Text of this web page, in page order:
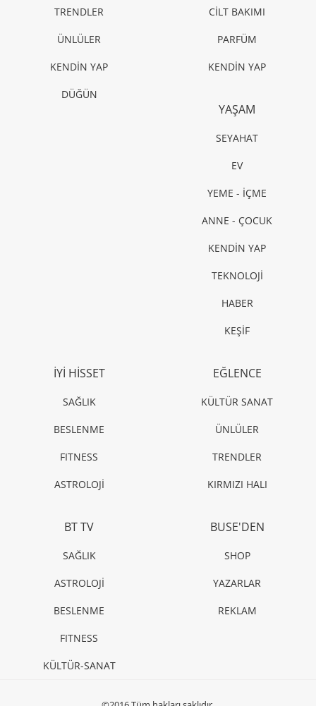
TRENDLER
ÜNLÜLER
KENDİN YAP
DÜĞÜN
CİLT BAKIMI
PARFÜM
KENDİN YAP
YAŞAM
SEYAHAT
EV
YEME - İÇME
ANNE - ÇOCUK
KENDİN YAP
TEKNOLOJİ
HABER
KEŞİF
İYİ HİSSET
SAĞLIK
BESLENME
FITNESS
ASTROLOJİ
EĞLENCE
KÜLTÜR SANAT
ÜNLÜLER
TRENDLER
KIRMIZI HALI
BT TV
SAĞLIK
ASTROLOJİ
BESLENME
FITNESS
KÜLTÜR-SANAT
BUSE'DEN
SHOP
YAZARLAR
REKLAM